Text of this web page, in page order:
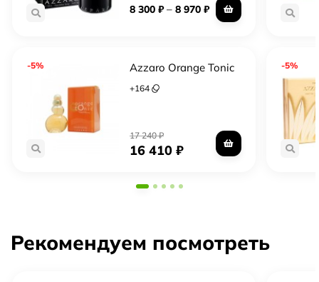
8 300₽–8 970₽
-5% Azzaro Orange Tonic
+164
17 240₽
16 410₽
-5%
Рекомендуем посмотреть